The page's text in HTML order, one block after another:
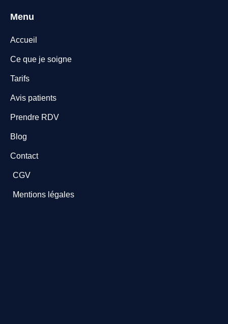
Menu
Accueil
Ce que je soigne
Tarifs
Avis patients
Prendre RDV
Blog
Contact
CGV
Mentions légales